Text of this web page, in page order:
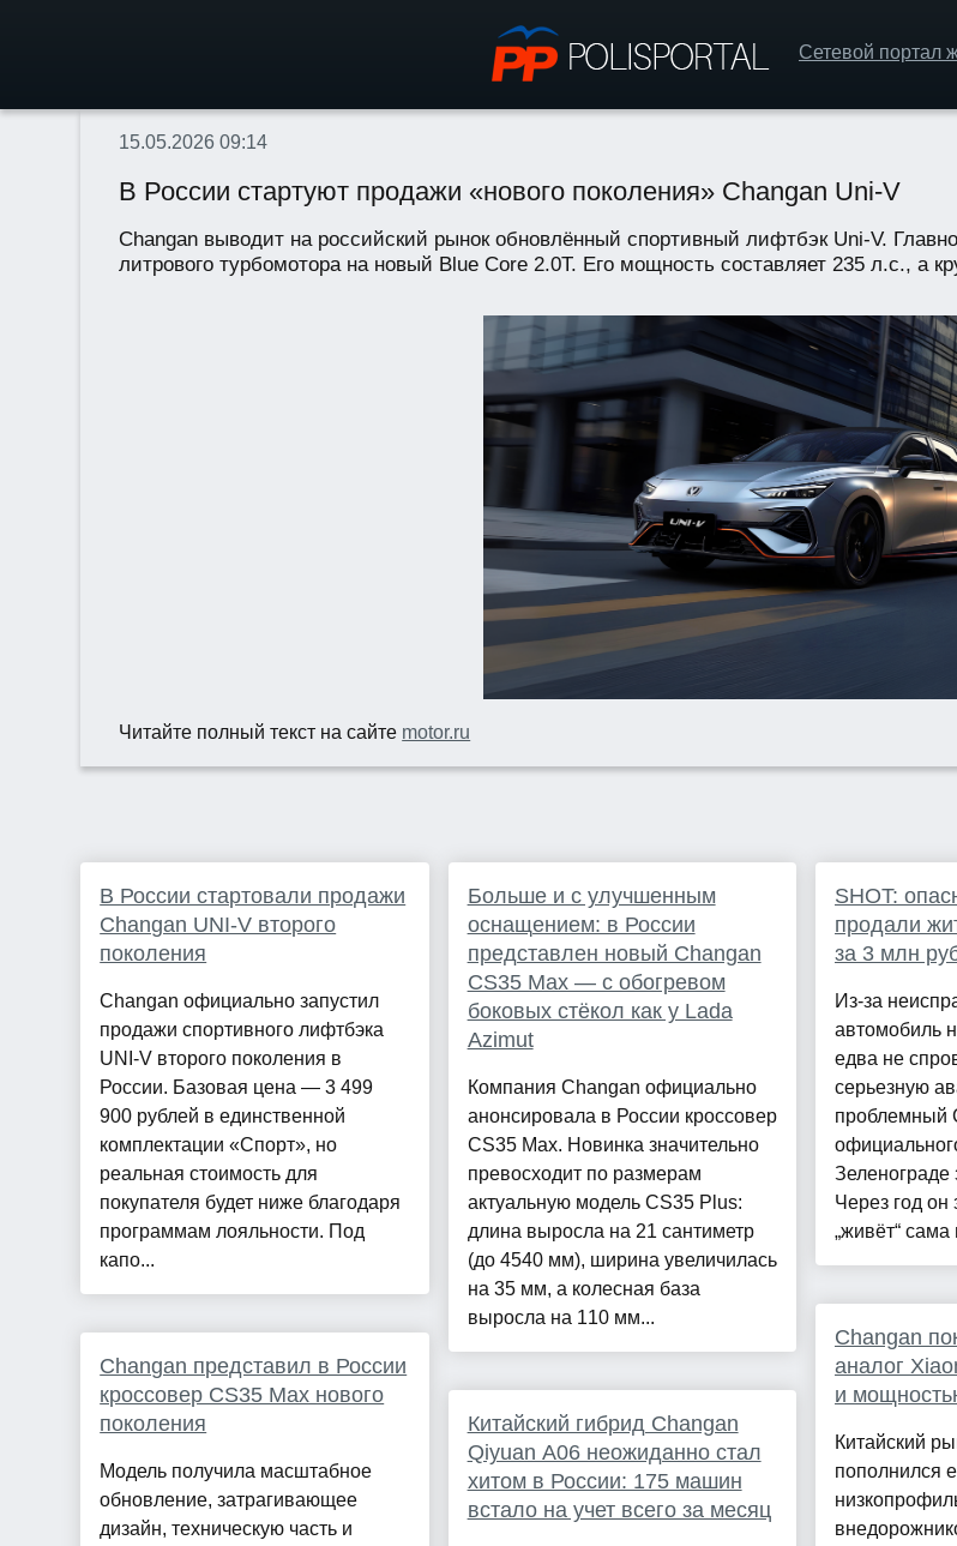
Сетевой
15.05.2026 09:14
В России стартуют продажи «нового поколения» Changan Uni-V
Changan выводит на российский рынок обновлённый спортивный лифтбэк Uni-V.
литрового турбомотора на новый Blue Core 2.0T. Его мощность составляет 235 л.с., а
Читайте полный текст на сайте motor.ru
В России стартовали продажи
Changan UNI‑V второго
поколения
Changan официально запустил
продажи спортивного лифтбэка
UNI‑V второго поколения в
России. Базовая цена — 3 499
900 рублей в единственной
комплектации «Спорт», но
реальная стоимость для
покупателя будет ниже благодаря
программам лояльности. Под
капо...
Changan представил в России
кроссовер CS35 Max нового
поколения
Модель получила масштабное
обновление, затрагивающее
дизайн, техническую часть и
Больше и c улучшенным
оснащением: в России
представлен новый Changan
CS35 Max — с обогревом
боковых стёкол как у Lada
Azimut
Компания Changan официально
анонсировала в России кроссовер
CS35 Max. Новинка значительно
превосходит по размерам
актуальную модель CS35 Plus:
длина выросла на 21 сантиметр
(до 4540 мм), ширина увеличилась
на 35 мм, а колесная база
выросла на 110 мм...
Китайский гибрид Changan
Qiyuan A06 неожиданно стал
хитом в России: 175 машин
встало на учет всего за месяц
SHOT:
продали
за 3 млн
Из-за
автомобиль
едва не
серьезную
проблемный
Зеленограде
Через год он
„живёт“ сама
Changan
аналог
и
Китайский
пополнился